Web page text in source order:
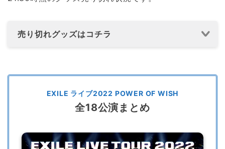
売り切れグッズはコチラ
EXILE ライブ2022 POWER OF WISH
全18公演まとめ